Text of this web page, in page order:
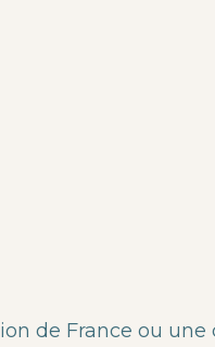
de France ou une